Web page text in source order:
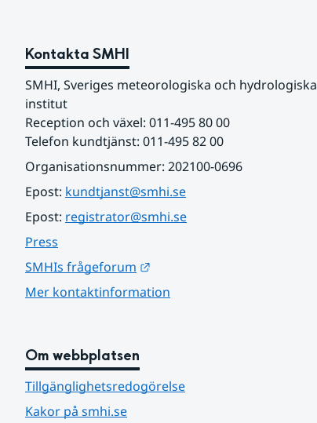
Kontakta SMHI
SMHI, Sveriges meteorologiska och hydrologiska
institut
Reception och växel: 011-495 80 00
Telefon kundtjänst: 011-495 82 00
Organisationsnummer: 202100-0696
Epost: kundtjanst@smhi.se
Epost: registrator@smhi.se
Press
SMHIs frågeforum
Mer kontaktinformation
Om webbplatsen
Tillgänglighetsredogörelse
Kakor på smhi.se